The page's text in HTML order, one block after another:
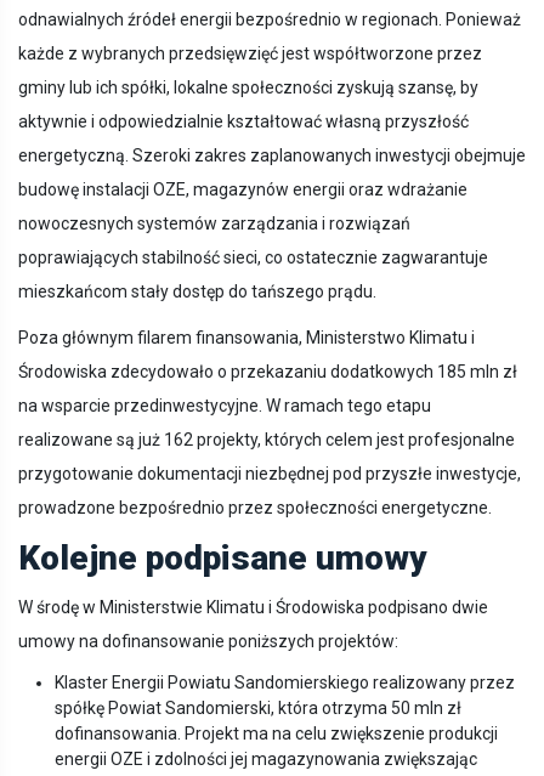
odnawialnych źródeł energii bezpośrednio w regionach. Ponieważ
każde z wybranych przedsięwzięć jest współtworzone przez
gminy lub ich spółki, lokalne społeczności zyskują szansę, by
aktywnie i odpowiedzialnie kształtować własną przyszłość
energetyczną. Szeroki zakres zaplanowanych inwestycji obejmuje
budowę instalacji OZE, magazynów energii oraz wdrażanie
nowoczesnych systemów zarządzania i rozwiązań
poprawiających stabilność sieci, co ostatecznie zagwarantuje
mieszkańcom stały dostęp do tańszego prądu.
Poza głównym filarem finansowania, Ministerstwo Klimatu i
Środowiska zdecydowało o przekazaniu dodatkowych 185 mln zł
na wsparcie przedinwestycyjne. W ramach tego etapu
realizowane są już 162 projekty, których celem jest profesjonalne
przygotowanie dokumentacji niezbędnej pod przyszłe inwestycje,
prowadzone bezpośrednio przez społeczności energetyczne.
Kolejne podpisane umowy
W środę w Ministerstwie Klimatu i Środowiska podpisano dwie
umowy na dofinansowanie poniższych projektów:
Klaster Energii Powiatu Sandomierskiego realizowany przez
spółkę Powiat Sandomierski, która otrzyma 50 mln zł
dofinansowania. Projekt ma na celu zwiększenie produkcji
energii OZE i zdolności jej magazynowania zwiększając